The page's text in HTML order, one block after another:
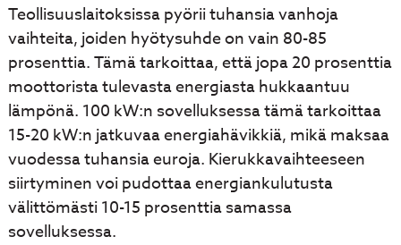
Teollisuuslaitoksissa pyörii tuhansia vanhoja
vaihteita, joiden hyötysuhde on vain 80-85
prosenttia. Tämä tarkoittaa, että jopa 20 prosenttia
moottorista tulevasta energiasta hukkaantuu
lämpönä. 100 kW:n sovelluksessa tämä tarkoittaa
15-20 kW:n jatkuvaa energiahävikkiä, mikä maksaa
vuodessa tuhansia euroja. Kierukkavaihteeseen
siirtyminen voi pudottaa energiankulutusta
välittömästi 10-15 prosenttia samassa
sovelluksessa.